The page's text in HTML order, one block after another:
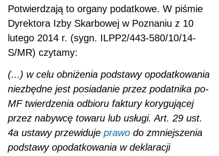
Potwierdzają to organy podatkowe. W piśmie
Dyrektora Izby Skarbowej w Poznaniu z 10
lutego 2014 r. (sygn. ILPP2/443-580/10/14-
S/MR) czytamy:
(...) w celu obniżenia podstawy opodatkowania
niezbędne jest posiadanie przez podatnika po-
MF twierdzenia odbioru faktury korygującej
przez nabywcę towaru lub usługi. Art. 29 ust.
4a ustawy przewidujeprawo do zmniejszenia
podstawy opodatkowania w deklaracji